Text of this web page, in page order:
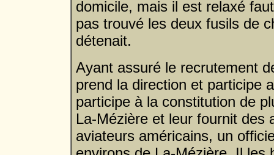
domicile, mais il est relaxé
pas trouvé les deux fusils de
détenait.
Ayant assuré le recrutement
prend la direction et participe
participe à la constitution de
La-Mézière et leur fournit des
aviateurs américains, un